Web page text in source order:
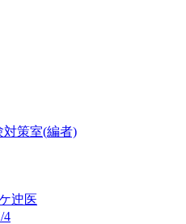
対策室(編者)
迚医
4